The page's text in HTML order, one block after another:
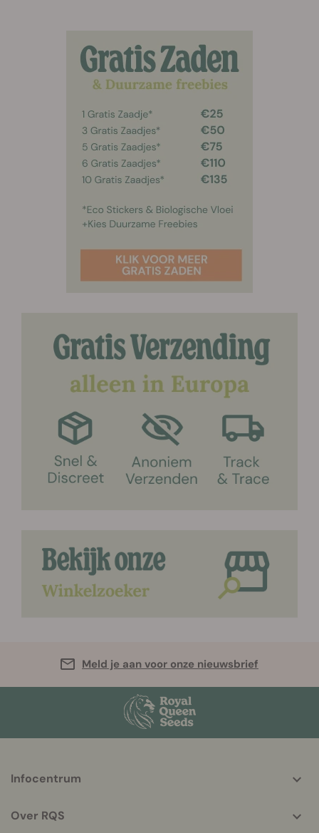
Meld je aan voor onze nieuwsbrief
helpful
Infocentrum
Over RQS